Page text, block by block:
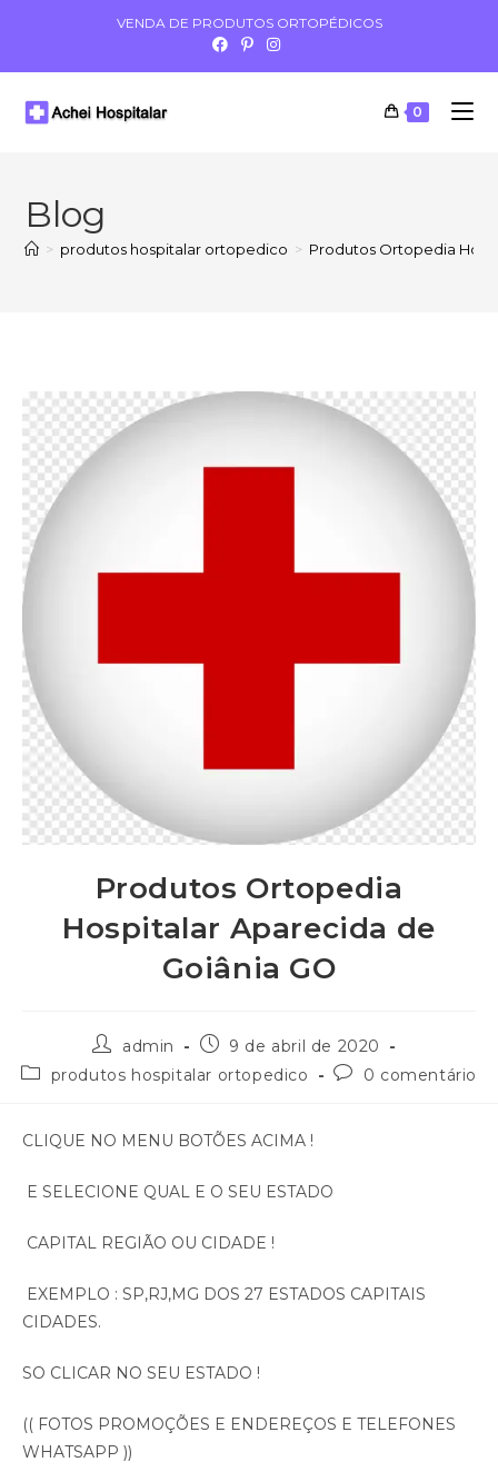
VENDA DE PRODUTOS ORTOPÉDICOS
0
Blog
> produtos hospitalar ortopedico > Produtos Ortopedia
Produtos Ortopedia
Hospitalar Aparecida de
Goiânia GO
admin
9 de abril de 2020
produtos hospitalar ortopedico
0 comentário
CLIQUE NO MENU BOTÕES ACIMA !
E SELECIONE QUAL E O SEU ESTADO
CAPITAL REGIÃO OU CIDADE !
EXEMPLO : SP,RJ,MG DOS 27 ESTADOS CAPITAIS
CIDADES.
SO CLICAR NO SEU ESTADO !
(( FOTOS PROMOÇÕES E ENDEREÇOS E TELEFONES
WHATSAPP ))